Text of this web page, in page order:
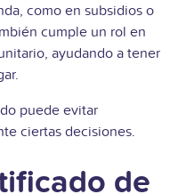
como en subsidios o
cumple un rol en
ayudando a tener
puede evitar
ciertas decisiones.
de